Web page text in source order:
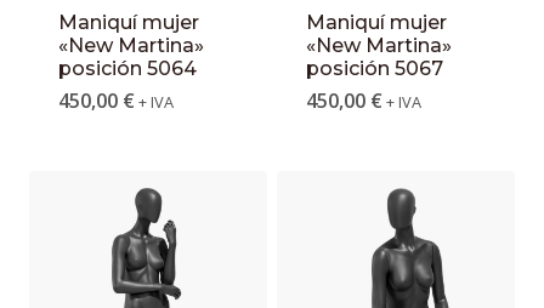
Maniquí mujer
«New Martina»
posición 5064
450,00 € + IVA
Maniquí mujer
«New Martina»
posición 5067
450,00 € + IVA